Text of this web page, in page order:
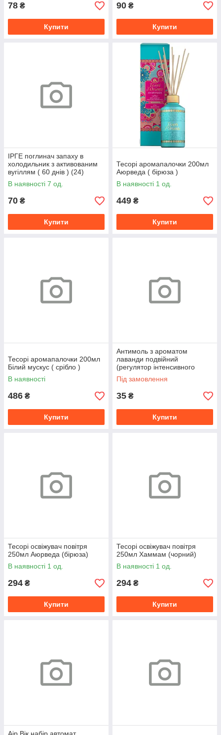
78 ₴
Купити
90 ₴
Купити
ІРГЕ поглинач запаху в
холодильник з активованим
вугіллям ( 60 днів ) (24)
В наявності 7 од.
70 ₴
Купити
Тесорі аромапалочки 200мл
Аюрведа ( бірюза )
В наявності 1 од.
449 ₴
Купити
Тесорі аромапалочки 200мл
Білий мускус ( срібло )
В наявності
486 ₴
Купити
Антимоль з ароматом
лаванди подвійний
(регулятор інтенсивного
впливу)
Під замовлення
35 ₴
Купити
Тесорі освіжувач повітря
250мл Аюрведа (бірюза)
В наявності 1 од.
294 ₴
Купити
Тесорі освіжувач повітря
250мл Хаммам (чорний)
В наявності 1 од.
294 ₴
Купити